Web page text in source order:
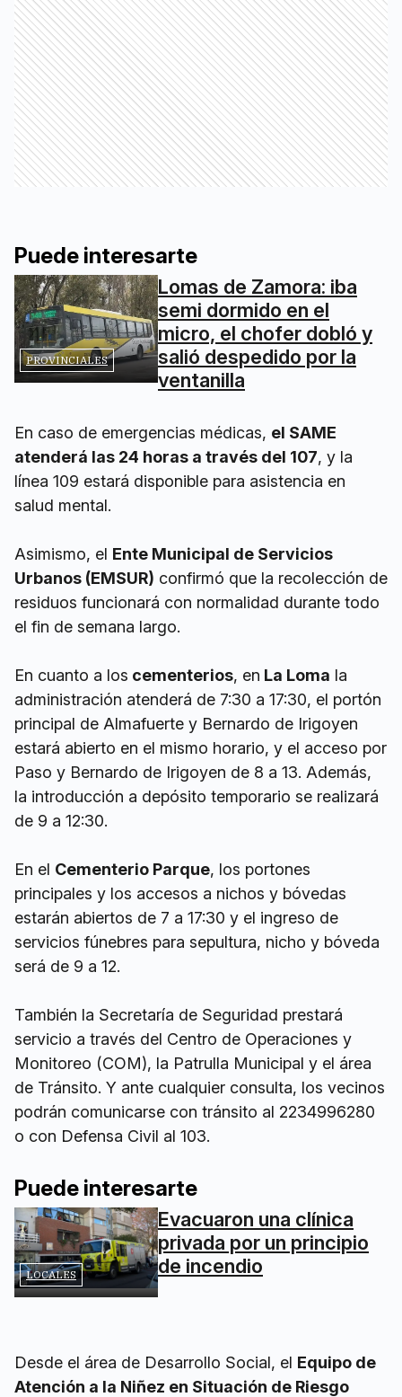
Puede interesarte
PROVINCIALES
Lomas de Zamora: iba
semi dormido en el
micro, el chofer dobló y
salió despedido por la
ventanilla
En caso de emergencias médicas, el SAME
atenderá las 24 horas a través del 107, y la
línea 109 estará disponible para asistencia en
salud mental.
Asimismo, el Ente Municipal de Servicios
Urbanos (EMSUR) confirmó que la recolección de
residuos funcionará con normalidad durante todo
el fin de semana largo.
En cuanto a los cementerios, en La Loma la
administración atenderá de 7:30 a 17:30, el portón
principal de Almafuerte y Bernardo de Irigoyen
estará abierto en el mismo horario, y el acceso por
Paso y Bernardo de Irigoyen de 8 a 13. Además,
la introducción a depósito temporario se realizará
de 9 a 12:30.
En el Cementerio Parque, los portones
principales y los accesos a nichos y bóvedas
estarán abiertos de 7 a 17:30 y el ingreso de
servicios fúnebres para sepultura, nicho y bóveda
será de 9 a 12.
También la Secretaría de Seguridad prestará
servicio a través del Centro de Operaciones y
Monitoreo (COM), la Patrulla Municipal y el área
de Tránsito. Y ante cualquier consulta, los vecinos
podrán comunicarse con tránsito al 2234996280
o con Defensa Civil al 103.
Puede interesarte
LOCALES
Evacuaron una clínica
privada por un principio
de incendio
Desde el área de Desarrollo Social, el Equipo de
Atención a la Niñez en Situación de Riesgo